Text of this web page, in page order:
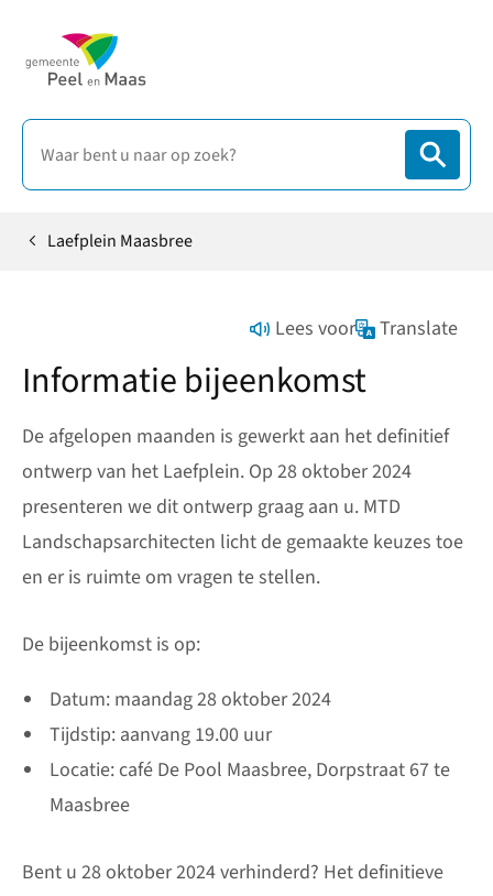
HomeLaefplein Maasbree
Lees voor Translate
Informatie bijeenkomst
De afgelopen maanden is gewerkt aan het definitief
ontwerp van het Laefplein. Op 28 oktober 2024
presenteren we dit ontwerp graag aan u. MTD
Landschapsarchitecten licht de gemaakte keuzes toe
en er is ruimte om vragen te stellen.
De bijeenkomst is op:
Datum: maandag 28 oktober 2024
Tijdstip: aanvang 19.00 uur
Locatie: café De Pool Maasbree, Dorpstraat 67 te
Maasbree
Bent u 28 oktober 2024 verhinderd? Het definitieve